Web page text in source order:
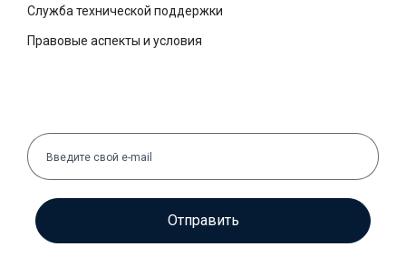
Служба технической поддержки
Правовые аспекты и условия
Отправить